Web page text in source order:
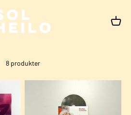
8 produkter